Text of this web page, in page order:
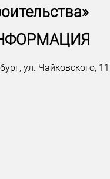
ул. Чайковского, 11